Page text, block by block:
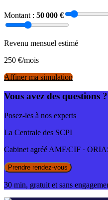
Montant : 50 000 €
Revenu mensuel estimé
250 €/mois
Affiner ma simulation
Vous avez des questions ?
Posez-les à nos experts
La Centrale des SCPI
Cabinet agréé AMF/CIF ·
Prendre rendez-vous
30 min, gratuit et sans